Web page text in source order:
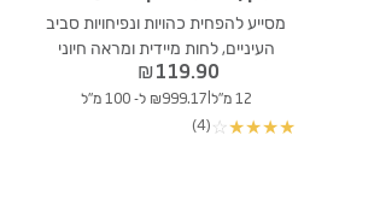
מסייע להפחית כהויות ונפיחויות סביב
העיניים, לחות מיידית ומראה חיוני
₪119.90
12 מ"ל ₪999.17 ל- 100 מ"ל
★
★
★
★
☆
(4)